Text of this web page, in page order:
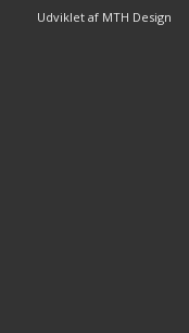
Udviklet af MTH Design